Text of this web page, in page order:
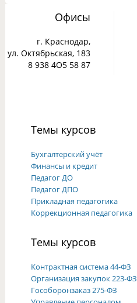
Офисы
г. Краснодар,
ул. Октябрьская, 183
8 938 4О5 58 87
Темы курсов
Бухгалтерский учёт
Финансы и кредит
Педагог ДО
Педагог ДПО
Прикладная педагогика
Коррекционная педагогика
Темы курсов
Контрактная система 44-ФЗ
Организация закупок 223-ФЗ
Гособоронзаказ 275-ФЗ